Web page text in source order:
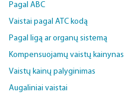
Pagal ABC
Vaistai pagal ATC kodą
Pagal ligą ar organų sistemą
Kompensuojamų vaistų kainynas
Vaistų kainų palyginimas
Augaliniai vaistai